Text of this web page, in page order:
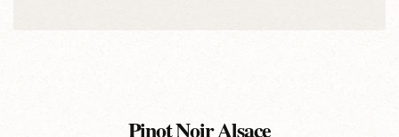
Pinot Noir Alsace